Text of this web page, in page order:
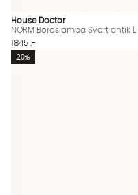
House Doctor
NORM Bordslampa Svart antik L
1845 :-
20%